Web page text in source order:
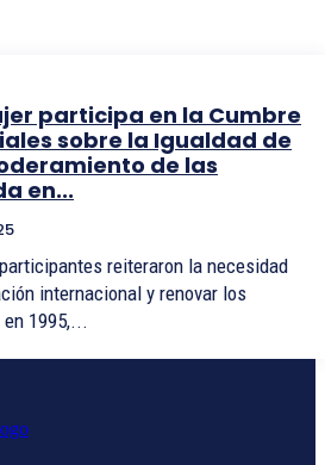
participa en la Cumbre
sobre la Igualdad de
de las
en...
reiteraron la necesidad
internacional y renovar los
1995,...